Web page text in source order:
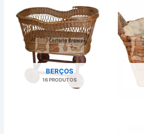
BERÇOS
16 PRODUTOS